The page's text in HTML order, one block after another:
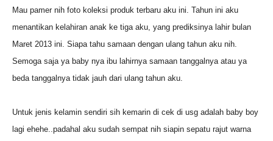
Mau pamer nih foto koleksi produk terbaru aku ini. Tahun ini aku
menantikan kelahiran anak ke tiga aku, yang prediksinya lahir bulan
Maret 2013 ini. Siapa tahu samaan dengan ulang tahun aku nih.
Semoga saja ya baby nya ibu lahirnya samaan tanggalnya atau ya
beda tanggalnya tidak jauh dari ulang tahun aku.
Untuk jenis kelamin sendiri sih kemarin di cek di usg adalah baby boy
lagi ehehe..padahal aku sudah sempat nih siapin sepatu rajut warna